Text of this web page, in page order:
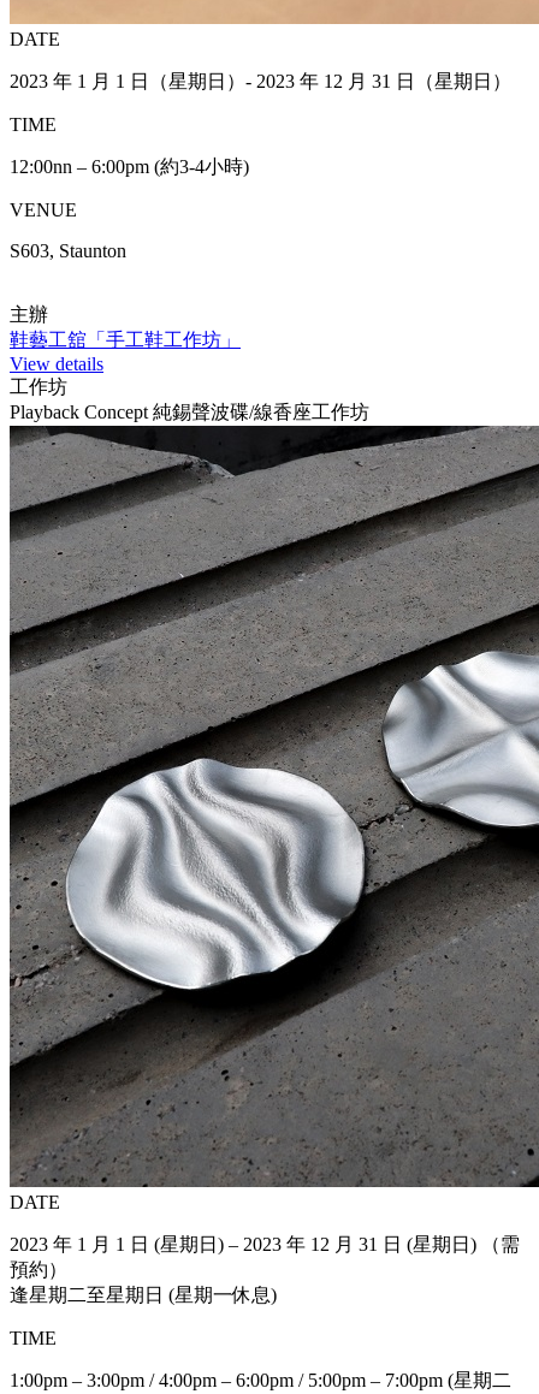
DATE
2023 年 1 月 1 日（星期日）- 2023 年 12 月 31 日（星期日）
TIME
12:00nn – 6:00pm (約3-4小時)
VENUE
S603, Staunton
主辦
鞋藝工舘「手工鞋工作坊」
View details
工作坊
Playback Concept 純錫聲波碟/線香座工作坊
DATE
2023 年 1 月 1 日 (星期日) – 2023 年 12 月 31 日 (星期日) （需
預約）
逢星期二至星期日 (星期一休息)
TIME
1:00pm – 3:00pm / 4:00pm – 6:00pm / 5:00pm – 7:00pm (星期二